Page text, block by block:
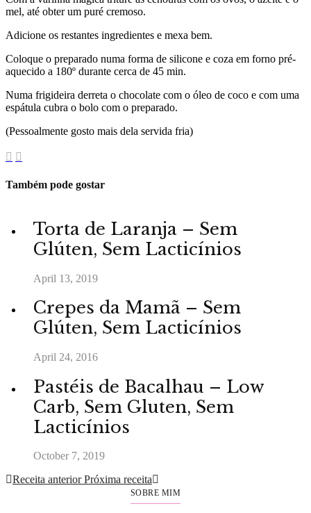
mel, até obter um puré cremoso.
Adicione os restantes ingredientes e mexa bem.
Coloque o preparado numa forma de silicone e coza em forno pré-
aquecido a 180º durante cerca de 45 min.
Numa frigideira derreta o chocolate com o óleo de coco e com uma
espátula cubra o bolo com o preparado.
(Pessoalmente gosto mais dela servida fria)
Também pode gostar
Torta de Laranja – Sem
Glúten, Sem Lacticínios
April 13, 2019
Crepes da Mamã – Sem
Glúten, Sem Lacticínios
April 24, 2016
Pastéis de Bacalhau – Low
Carb, Sem Gluten, Sem
Lacticínios
October 7, 2019
Receita anterior Próxima receita
SOBRE MIM